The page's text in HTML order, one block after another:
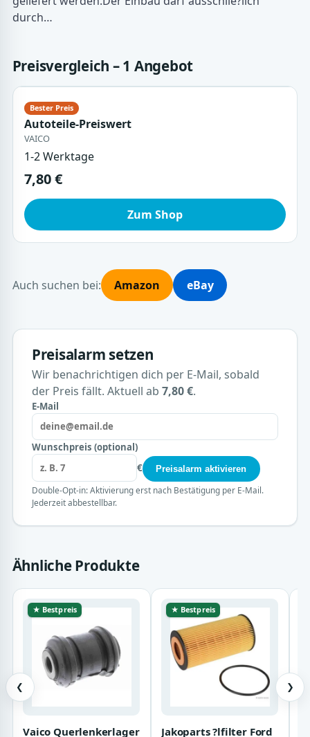
durch…
Preisvergleich – 1 Angebot
Autoteile-Preiswert
VAICO
1-2 Werktage
7,80 €
Zum Shop
Auch suchen bei: Amazon eBay
Preisalarm setzen
Wir benachrichtigen dich per E-Mail, sobald
der Preis fällt. Aktuell ab 7,80 €.
E-Mail
Wunschpreis (optional)
€
Preisalarm aktivieren
Double-Opt-in: Aktivierung erst nach Bestätigung per E-Mail.
Jederzeit abbestellbar.
Ähnliche Produkte
❮
★ Bestpreis
Vaico Querlenkerlager
★ Bestpreis
Jakoparts ?lfilter Ford
❯